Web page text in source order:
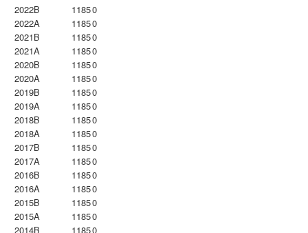
2022B
11850
2022A
11850
2021B
11850
2021A
11850
2020B
11850
2020A
11850
2019B
11850
2019A
11850
2018B
11850
2018A
11850
2017B
11850
2017A
11850
2016B
11850
2016A
11850
2015B
11850
2015A
11850
2014B
11850